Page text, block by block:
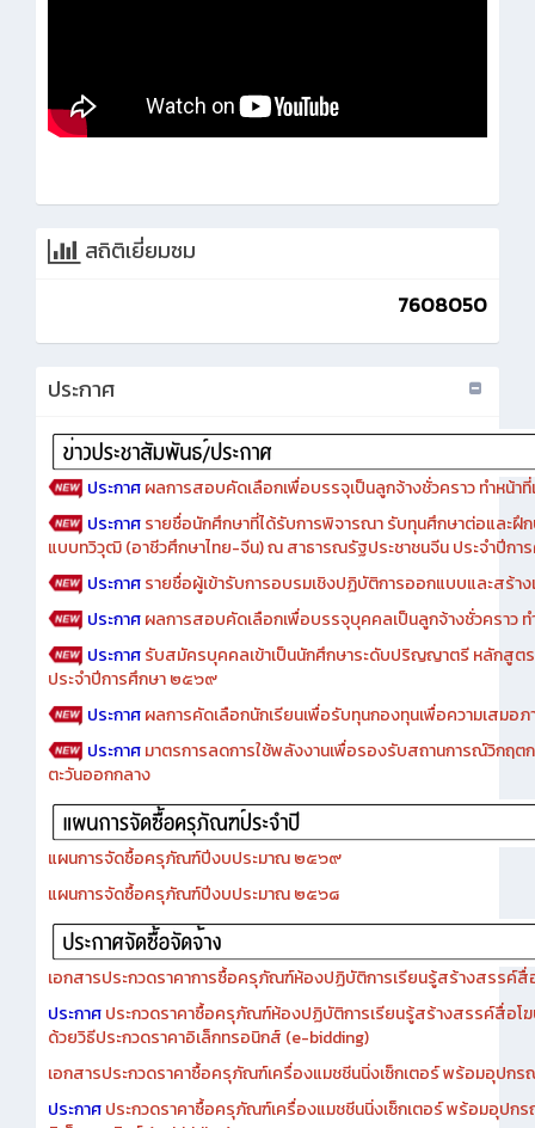
7608050
ประกาศผลการสอบคัดเลือกเพื่อบรรจุเป็นลูกจ้างชั่วคราว ทำหน้าที่
ประกาศ รายชื่อนักศึกษาที่ได้รับการพิจารณา รับทุนศึกษาต่อและฝึ
แบบทวิวุฒิ (อาชีวศึกษาไทย-จีน) ณ สาธารณรัฐประชาชนจีน ประจำปีก
ประกาศรายชื่อผู้เข้ารับการอบรมเชิงปฏิบัติการออกแบบและสร้า
ประกาศผลการสอบคัดเลือกเพื่อบรรจุบุคคลเป็นลูกจ้างชั่วคราว ท
ประกาศรับสมัครบุคคลเข้าเป็นนักศึกษาระดับปริญญาตรี หลักสูต
ประจำปีการศึกษา ๒๕๖๙
ประกาศผลการคัดเลือกนักเรียนเพื่อรับทุนกองทุนเพื่อความเสมอ
ประกาศมาตรการลดการใช้พลังงานเพื่อรองรับสถานการณ์วิกฤ
ตะวันออกกลาง
แผนการจัดซื้อครุภัณฑ์ปีงบประมาณ ๒๕๖๙
แผนการจัดซื้อครุภัณฑ์ปีงบประมาณ ๒๕๖๘
เอกสารประกวดราคาการซื้อครุภัณฑ์ห้องปฏิบัติการเรียนรู้สร้างสรรค์
ประกาศ ประกวดราคาซื้อครุภัณฑ์ห้องปฏิบัติการเรียนรู้สร้างสรรค์สื่อโ
ด้วยวิธีประกวดราคาอิเล็กทรอนิกส์ (e-bidding)
เอกสารประกวดราคาซื้อครุภัณฑ์เครื่องแมชชีนนิ่งเซ็กเตอร์ พร้อมอุปก